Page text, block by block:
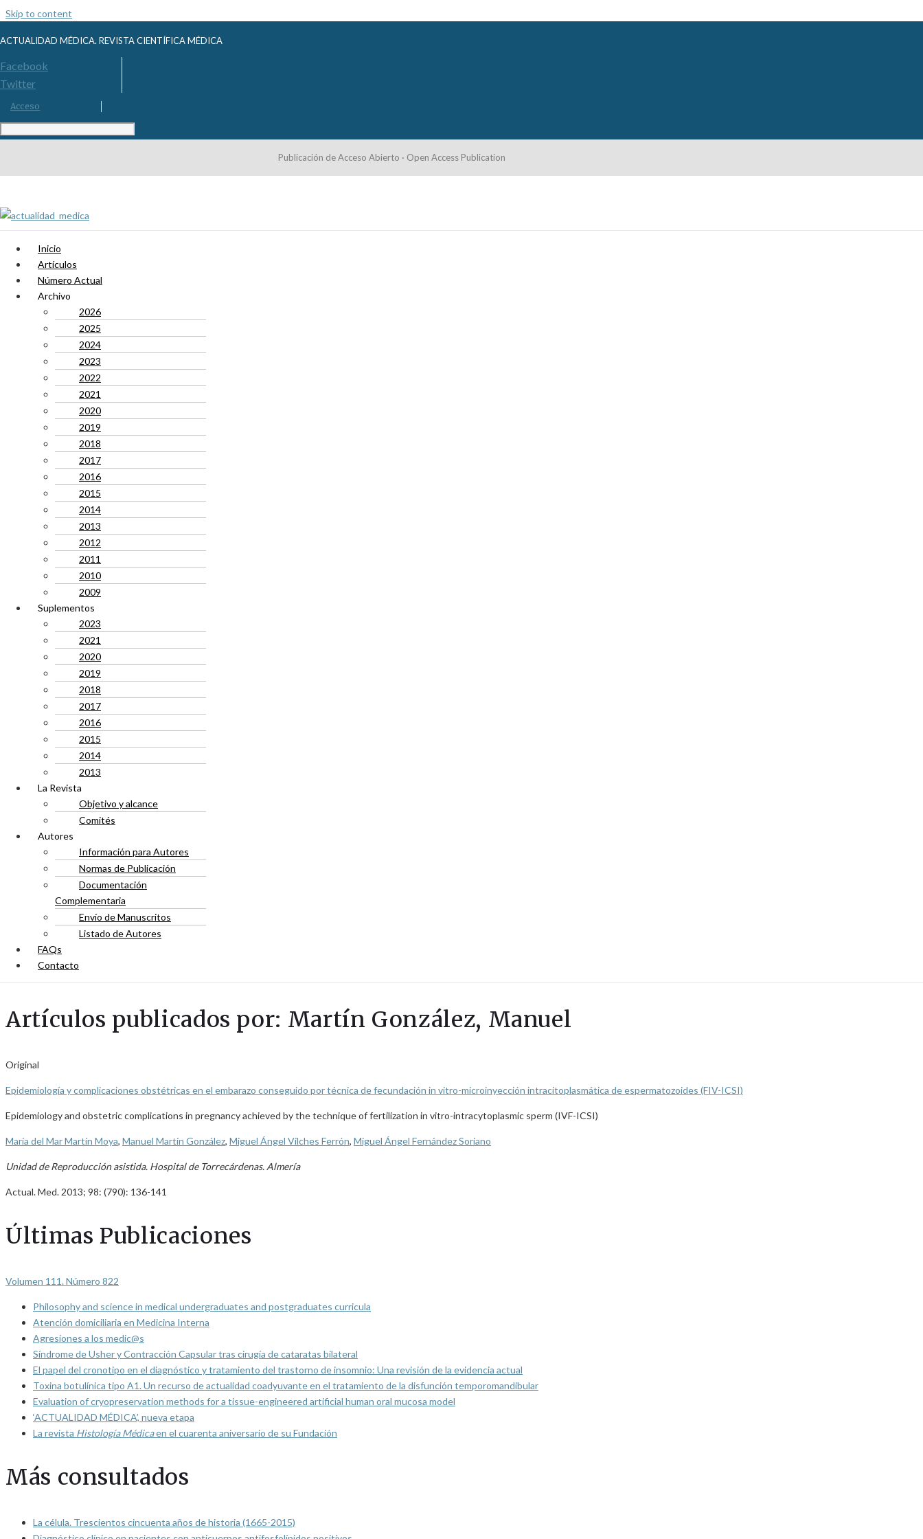
Skip to content
ACTUALIDAD MÉDICA. REVISTA CIENTÍFICA MÉDICA
Facebook
Twitter
Acceso
Publicación de Acceso Abierto · Open Access Publication
Inicio
Artículos
Número Actual
Archivo
2026
2025
2024
2023
2022
2021
2020
2019
2018
2017
2016
2015
2014
2013
2012
2011
2010
2009
Suplementos
2023
2021
2020
2019
2018
2017
2016
2015
2014
2013
La Revista
Objetivo y alcance
Comités
Autores
Información para Autores
Normas de Publicación
Documentación
Complementaria
Envío de Manuscritos
Listado de Autores
FAQs
Contacto
Artículos publicados por: Martín González, Manuel
Original
Epidemiología y complicaciones obstétricas en el embarazo conseguido por técnica de fecundación in vitro-microinyección intracitoplasmática de espermatozoides (FIV-ICSI)
Epidemiology and obstetric complications in pregnancy achieved by the technique of fertilization in vitro-intracytoplasmic sperm (IVF-ICSI)
María del Mar Martín Moya, Manuel Martín González, Miguel Ángel Vilches Ferrón, Miguel Ángel Fernández Soriano
Unidad de Reproducción asistida. Hospital de Torrecárdenas. Almería
Actual. Med. 2013; 98: (790): 136-141
Últimas Publicaciones
Volumen 111. Número 822
Philosophy and science in medical undergraduates and postgraduates curricula
Atención domiciliaria en Medicina Interna
Agresiones a los medic@s
Síndrome de Usher y Contracción Capsular tras cirugía de cataratas bilateral
El papel del cronotipo en el diagnóstico y tratamiento del trastorno de insomnio: Una revisión de la evidencia actual
Toxina botulínica tipo A1. Un recurso de actualidad coadyuvante en el tratamiento de la disfunción temporomandibular
Evaluation of cryopreservation methods for a tissue-engineered artificial human oral mucosa model
‘ACTUALIDAD MÉDICA’, nueva etapa
La revista Histología Médicaen el cuarenta aniversario de su Fundación
Más consultados
La célula. Trescientos cincuenta años de historia (1665-2015)